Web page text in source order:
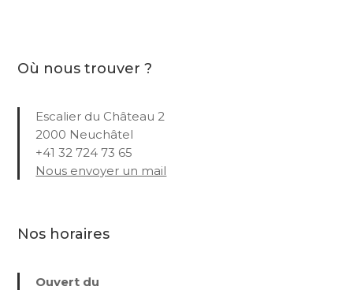
Où nous trouver ?
Escalier du Château 2
2000 Neuchâtel
+41 32 724 73 65
Nous envoyer un mail
Nos horaires
Ouvert du